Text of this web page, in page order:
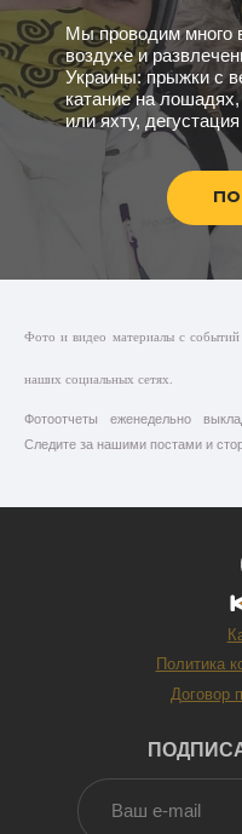
Мы проводим много
воздухе и
Украины: прыжки с
катание на
или яхту,
Фото и видео материалы с
наших социальных сетях.
Фотоотчеты еженедельно
Следите за нашими постами и
Политика
Договор